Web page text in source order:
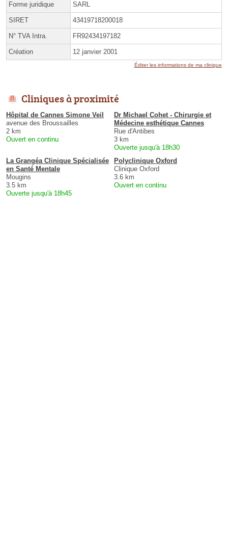
Forme juridique SARL
SIRET 43419718200018
N° TVA Intra. FR92434197182
Création 12 janvier 2001
Éditer les informations de ma clinique
Cliniques à proximité
Hôpital de Cannes Simone Veil
avenue des Broussailles
2 km
Ouvert en continu
Dr Michael Cohet - Chirurgie et
Médecine esthétique Cannes
Rue d'Antibes
3 km
Ouverte jusqu'à 18h30
La Grangéa Clinique Spécialisée
en Santé Mentale
Mougins
3.5 km
Ouverte jusqu'à 18h45
Polyclinique Oxford
Clinique Oxford
3.6 km
Ouvert en continu